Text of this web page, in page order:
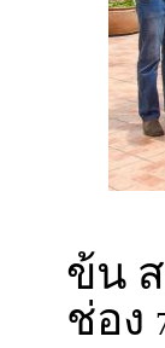
ปร
ข้น
ช่อง